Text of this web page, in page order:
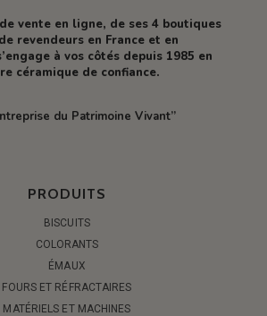
vente en ligne, de ses 4 boutiques
revendeurs en France et en
à vos côtés depuis 1985 en
céramique de confiance.
du Patrimoine Vivant”
PRODUITS
BISCUITS
COLORANTS
ÉMAUX
FOURS ET RÉFRACTAIRES
MATÉRIELS ET MACHINES